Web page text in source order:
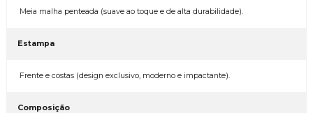
Meia malha penteada (suave ao toque e de alta durabilidade).
Estampa
Frente e costas (design exclusivo, moderno e impactante).
Composição